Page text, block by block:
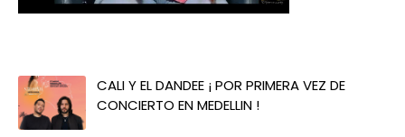
CALI Y EL DANDEE ¡ POR PRIMERA VEZ DE
CONCIERTO EN MEDELLIN !